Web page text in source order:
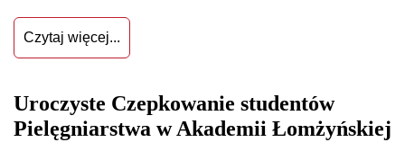
Czytaj więcej...
Uroczyste Czepkowanie studentów
Pielęgniarstwa w Akademii Łomżyńskiej